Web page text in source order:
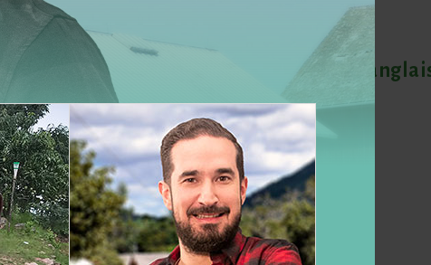
Télécharger l'étude complète (en
Physical Attributes and Nutritional
Composition of Meat From Dual
Purpose (Sasso C431 and TR51) Broiler
Breeds in Ntabazinduna, Zimbabwe